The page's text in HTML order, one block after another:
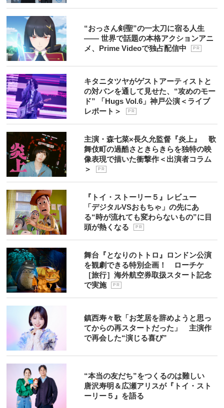
“おっさん剣聖”の一太刀に宿る人生
―― 世界で話題の本格アクションアニ
メ、Prime Videoで独占配信中
P R
キタニタツヤがゲストアーティストと
の対バンを通して見せた、“攻めのモー
ド” 「Hugs Vol.6」神戸公演＜ライブ
レポート＞
P R
主演・森七菜×長久允監督『炎上』 歌
舞伎町の過酷さときらきらを独特の映
像表現で描いた衝撃作＜出演者コラム
＞
P R
『トイ・ストーリー５』レビュー
「デジタルVSおもちゃ」の先にあ
る“時が流れても変わらないもの”に目
頭が熱くなる
P R
舞台『となりのトトロ』ロンドン公演
を観劇できる特別企画！ ローチケ
［旅行］海外航空券取扱スタート記念
で実施
P R
鎮西寿々歌「お芝居を辞めようと思っ
てからの再スタートだった」 主演作
で再会した“演じる喜び”
“本当の友だち”をつくるのは難しい
唐沢寿明＆広瀬アリスが『トイ・スト
ーリー５』を語る